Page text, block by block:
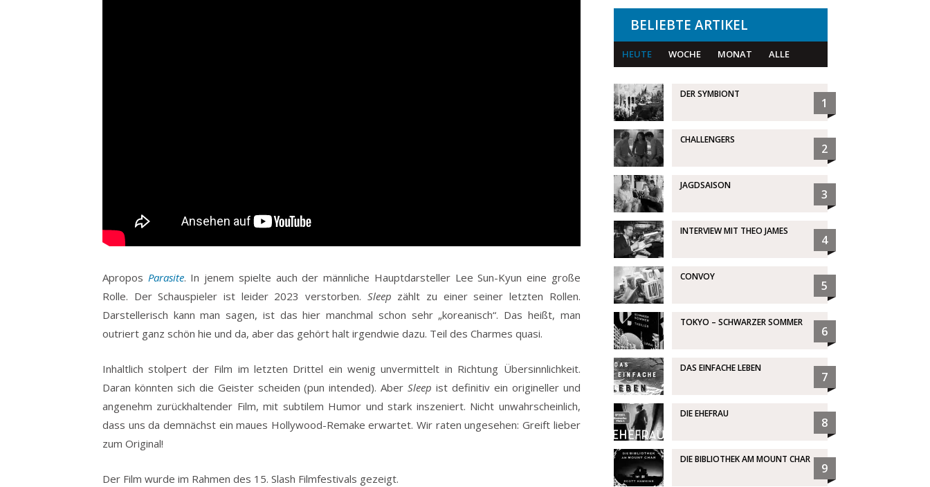
Apropos Parasite. In jenem spielte auch der männliche Hauptdarsteller Lee Sun-Kyun eine große
Rolle. Der Schauspieler ist leider 2023 verstorben. Sleep zählt zu einer seiner letzten Rollen.
Darstellerisch kann man sagen, ist das hier manchmal schon sehr „koreanisch“. Das heißt, man
outriert ganz schön hie und da, aber das gehört halt irgendwie dazu. Teil des Charmes quasi.
Inhaltlich stolpert der Film im letzten Drittel ein wenig unvermittelt in Richtung Übersinnlichkeit.
Daran könnten sich die Geister scheiden (pun intended). AberSleep ist definitiv ein origineller und
angenehm zurückhaltender Film, mit subtilem Humor und stark inszeniert. Nicht unwahrscheinlich,
dass uns da demnächst ein maues Hollywood-Remake erwartet. Wir raten ungesehen: Greift lieber
zum Original!
Der Film wurde im Rahmen des 15. Slash Filmfestivals gezeigt.
BELIEBTE ARTIKEL
HEUTE WOCHE MONAT ALLE
DER SYMBIONT
1
CHALLENGERS
2
JAGDSAISON
3
INTERVIEW MIT THEO JAMES
4
CONVOY
5
TOKYO – SCHWARZER SOMMER
6
DAS EINFACHE LEBEN
7
DIE EHEFRAU
8
DIE BIBLIOTHEK AM MOUNT CHAR
9